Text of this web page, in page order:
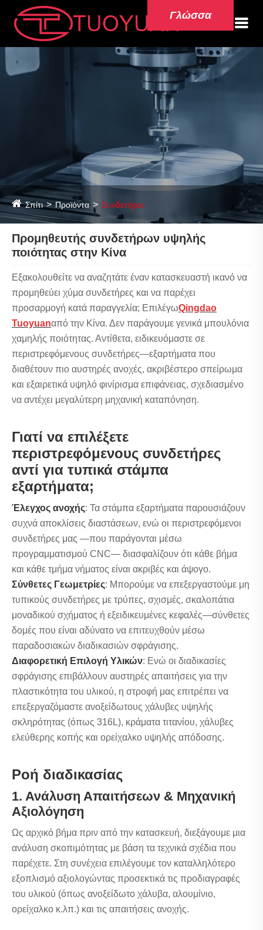
Γλώσσα
Σπίτι Προϊόντα Συνδετήρες
Προμηθευτής συνδετήρων υψηλής
ποιότητας στην Κίνα
Εξακολουθείτε να αναζητάτε έναν κατασκευαστή ικανό να
προμηθεύει χύμα συνδετήρες και να παρέχει
προσαρμογή κατά παραγγελία; ΕπιλέγωQingdao
Tuoyuanαπό την Κίνα. Δεν παράγουμε γενικά μπουλόνια
χαμηλής ποιότητας. Αντίθετα, ειδικευόμαστε σε
περιστρεφόμενους συνδετήρες—εξαρτήματα που
διαθέτουν πιο αυστηρές ανοχές, ακριβέστερο σπείρωμα
και εξαιρετικά υψηλό φινίρισμα επιφάνειας, σχεδιασμένο
να αντέχει μεγαλύτερη μηχανική καταπόνηση.
Γιατί να επιλέξετε
περιστρεφόμενους συνδετήρες
αντί για τυπικά στάμπα
εξαρτήματα;
Έλεγχος ανοχής: Τα στάμπα εξαρτήματα παρουσιάζουν
συχνά αποκλίσεις διαστάσεων, ενώ οι περιστρεφόμενοι
συνδετήρες μας —που παράγονται μέσω
προγραμματισμού CNC— διασφαλίζουν ότι κάθε βήμα
και κάθε τμήμα νήματος είναι ακριβές και άψογο.
Σύνθετες Γεωμετρίες: Μπορούμε να επεξεργαστούμε μη
τυπικούς συνδετήρες με τρύπες, σχισμές, σκαλοπάτια
μοναδικού σχήματος ή εξειδικευμένες κεφαλές—σύνθετες
δομές που είναι αδύνατο να επιτευχθούν μέσω
παραδοσιακών διαδικασιών σφράγισης.
Διαφορετική Επιλογή Υλικών: Ενώ οι διαδικασίες
σφράγισης επιβάλλουν αυστηρές απαιτήσεις για την
πλαστικότητα του υλικού, η στροφή μας επιτρέπει να
επεξεργαζόμαστε ανοξείδωτους χάλυβες υψηλής
σκληρότητας (όπως 316L), κράματα τιτανίου, χάλυβες
ελεύθερης κοπής και ορείχαλκο υψηλής απόδοσης.
Ροή διαδικασίας
1. Ανάλυση Απαιτήσεων & Μηχανική
Αξιολόγηση
Ως αρχικό βήμα πριν από την κατασκευή, διεξάγουμε μια
ανάλυση σκοπιμότητας με βάση τα τεχνικά σχέδια που
παρέχετε. Στη συνέχεια επιλέγουμε τον καταλληλότερο
εξοπλισμό αξιολογώντας προσεκτικά τις προδιαγραφές
του υλικού (όπως ανοξείδωτο χάλυβα, αλουμίνιο,
ορείχαλκο κ.λπ.) και τις απαιτήσεις ανοχής.